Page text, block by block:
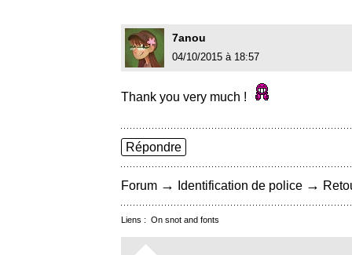
7anou
04/10/2015 à 18:57
Thank you very much !
Répondre
Forum → Identification de police →
Liens : On snot and fonts